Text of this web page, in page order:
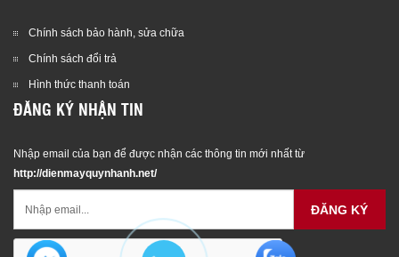
Chính sách bảo hành, sửa chữa
Chính sách đổi trả
Hình thức thanh toán
ĐĂNG KÝ NHẬN TIN
Nhập email của bạn để được nhận các thông tin mới nhất từ
http://dienmayquynhanh.net/
ĐĂNG KÝ